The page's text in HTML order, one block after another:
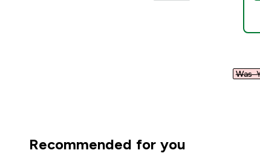
Was
Recommended for you